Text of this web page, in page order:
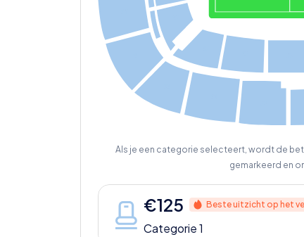
€125 Beste uitzicht op het
Categorie 1
Als je een categorie selecteert, wordt de
gemarkeerd en